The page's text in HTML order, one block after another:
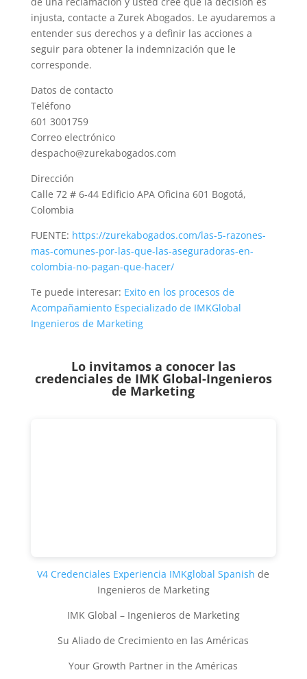
injusta, contacte a Zurek Abogados. Le ayudaremos a
entender sus derechos y a definir las acciones a
seguir para obtener la indemnización que le
corresponde.
Datos de contacto
Teléfono
601 3001759
Correo electrónico
despacho@zurekabogados.com
Dirección
Calle 72 # 6-44 Edificio APA Oficina 601 Bogotá,
Colombia
FUENTE: https://zurekabogados.com/las-5-razones-
mas-comunes-por-las-que-las-aseguradoras-en-
colombia-no-pagan-que-hacer/
Te puede interesar: Exito en los procesos de
Acompañamiento Especializado de IMKGlobal
Ingenieros de Marketing
Lo invitamos a conocer las
credenciales de IMK Global-Ingenieros
de Marketing
V4 Credenciales Experiencia IMKglobal Spanish de
Ingenieros de Marketing
IMK Global – Ingenieros de Marketing
Su Aliado de Crecimiento en las Américas
Your Growth Partner in the Américas